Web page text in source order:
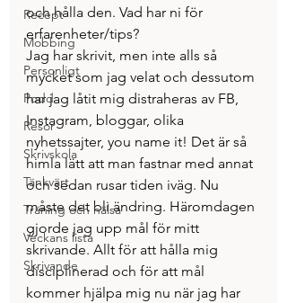
Recept
Mobbing
Personligt
Podd
Resor
Skrivskola
Tänkvärt
Träning och hälsa
Veckans lista
Skrivande
och hålla den. Vad har ni för
erfarenheter/tips?
Jag har skrivit, men inte alls så
mycket som jag velat och dessutom
har jag låtit mig distraheras av FB,
Instagram, bloggar, olika
nyhetssajter, you name it! Det är så
himla lätt att man fastnar med annat
och sedan rusar tiden iväg. Nu
måste det bli ändring. Häromdagen
gjorde jag upp mål för mitt
skrivande. Allt för att hålla mig
disciplinerad och för att mål
kommer hjälpa mig nu när jag har